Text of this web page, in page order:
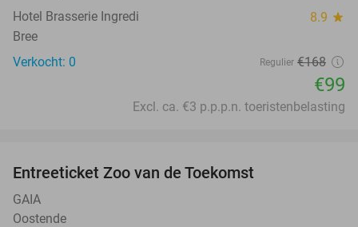
Hotel Brasserie Ingredi 8.9 star
Bree
Verkocht: 0
Regulier €168
€99
Excl. ca. €3 p.p.p.n. toeristenbelasting
Entreeticket Zoo van de Toekomst
GAIA
Oostende